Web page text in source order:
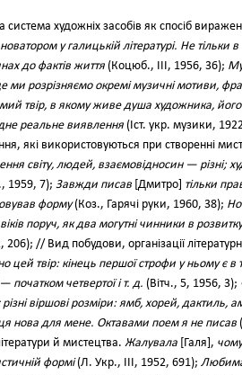
система художніх засобів як спосіб
у галицькій літературі. Не тільки в
до фактів життя (Коцюб., III, 1956, 36);
ми розрізняємо окремі музичні мотиви,
твір, в якому живе душа художника, його
реальне виявлення (Іст. укр. музики,
які використовуються при створенні
світу, людей, взаємовідносин — різні;
1959, 7); Завжди писав [Дмитро] тільки
форму(Коз., Гарячі руки, 1960, 38);
поруч, як два могутні чинники в
206); // Вид побудови, організації
цей твір: кінець першої строфи у ньому є в
— початком четвертої і т. д. (Вітч., 5, 1956, 3);
віршові розміри: ямб, хорей, дактиль,
нова для мене. Октавами поем я не писав
й мистецтва. Жалувала [Галя],
формі(Л. Укр., III, 1952, 691); Любима